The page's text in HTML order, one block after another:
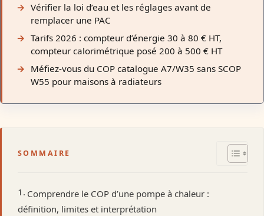
Vérifier la loi d’eau et les réglages avant de
remplacer une PAC
Tarifs 2026 : compteur d’énergie 30 à 80 € HT,
compteur calorimétrique posé 200 à 500 € HT
Méfiez-vous du COP catalogue A7/W35 sans SCOP
W55 pour maisons à radiateurs
SOMMAIRE
Comprendre le COP d’une pompe à chaleur :
définition, limites et interprétation